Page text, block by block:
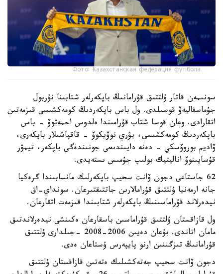
Фото: Казахстанская федерация футбола
سونىمەن قاتار ۇلتتىق قۇرامانىڭ باپكەرلەر شتابىنا نۇربول
جۇماسقاليەۆ قوسىلدى. ول باس باپكەردىڭ كومەكشىسى قىزمەتىن
اتقارادى. وعان قوسا شتاب قۇرامىندا ەلدوس احمەتوۆ - باس
باپكەردىڭ كومەكشىسى، يۋري نوۆيكوۆ - قاقپاشىلار باپكەرى،
ۆاديم بوروۆسكي - دەنە دايىندىعى جونىندەگى باپكەر، تيمۋر
قۇسايىنوۆ اناليتيك بولىپ جۇمىس ىستەيدى.
62 جاستاعى دجون ۆانت سحيپ باپكەرلىك مانسابىندا گرەكيا
جانە ارمەنيا ۇلتتىق قۇرامالارىن جاتتىقتىرعان. سونداي-اق
نيدەرلاند قۇراماسىنىڭ باپكەرلەر شتابىندا قىزمەت اتقارعان.
ول قازاقستان ۇلتتىق قۇراماسىن باسقارعان ەكىنشى نيدەرلاندتىق
مامان اتاندى. بۇعان دەيىن 2006-2008 -جىلدارى ۇلتتىق
قۇرامانىڭ تىزگىنىن ارنو پايپەرس ۇستاعان ەدى.
دجون ۆانت سحيپ جەتەكشىلىك ەتەتىن قازاقستان ۇلتتىق